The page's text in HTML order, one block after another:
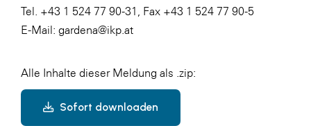
Tel. +43 1 524 77 90-31, Fax +43 1 524 77 90-5
E-Mail: gardena@ikp.at
Alle Inhalte dieser Meldung als .zip:
Sofort downloaden